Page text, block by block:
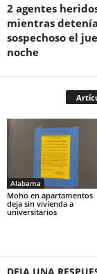
2 agentes
mientras
sospechoso el
noche
Alabama
Moho en apartamentos
deja sin vivienda a
universitarios